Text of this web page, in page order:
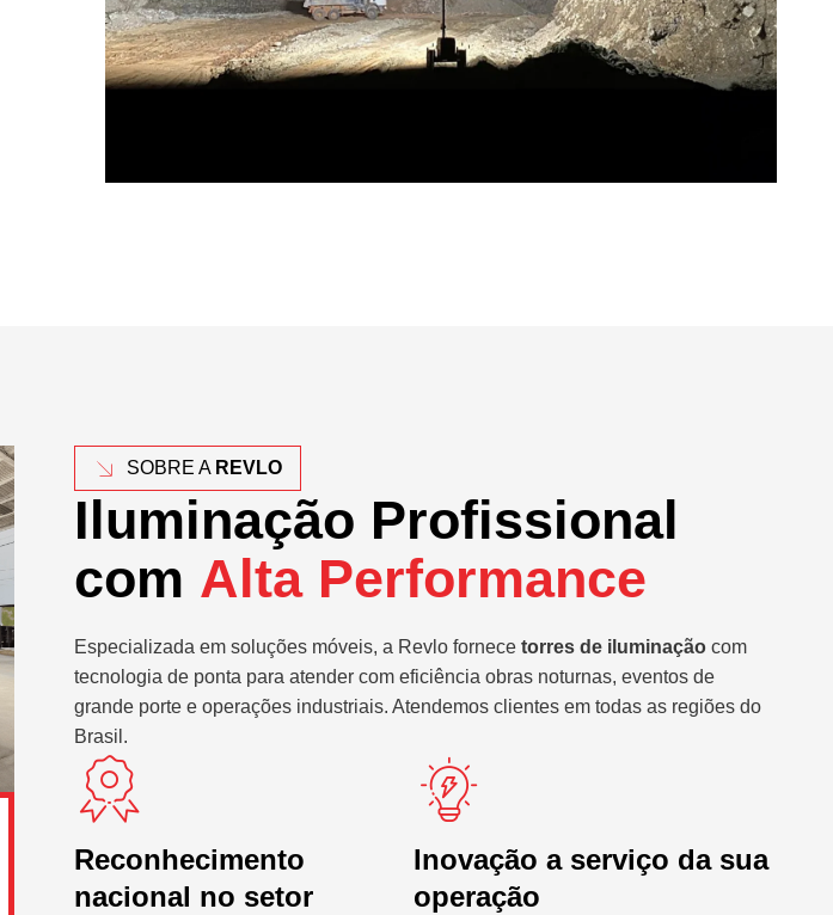
SOBRE A REVLO
Iluminação Profissional
com Alta Performance
Especializada em soluções móveis, a Revlo fornece torres de iluminação com
tecnologia de ponta para atender com eficiência obras noturnas, eventos de
grande porte e operações industriais. Atendemos clientes em todas as regiões do
Brasil.
Reconhecimento
nacional no setor
Inovação a serviço da sua
operação